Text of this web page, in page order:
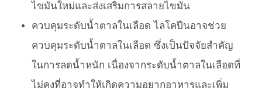
ไขมันใหม่และส่งเสริมการสลายไขมัน
ควบคุมระดับน้ำตาลในเลือด ไลโคปีนอาจช่วย
ควบคุมระดับน้ำตาลในเลือด ซึ่งเป็นปัจจัยสำคัญ
ในการลดน้ำหนัก เนื่องจากระดับน้ำตาลในเลือดที่
ไม่คงที่อาจทำให้เกิดความอยากอาหารและเพิ่ม